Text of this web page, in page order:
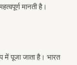
मानती है।
में पूजा जाता है। भारत